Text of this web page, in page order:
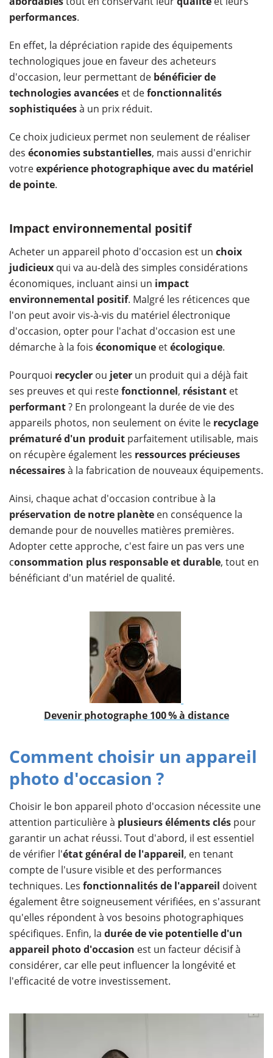
performances.
En effet, la dépréciation rapide des équipements
technologiques joue en faveur des acheteurs
d'occasion, leur permettant de bénéficier de
technologies avancées et defonctionnalités
sophistiquéesà un prix réduit.
Ce choix judicieux permet non seulement de réaliser
des économies substantielles, mais aussi d'enrichir
votreexpérience photographique avec du matériel
de pointe.
Impact environnemental positif
Acheter un appareil photo d'occasion est un choix
judicieux qui va au-delà des simples considérations
économiques, incluant ainsi un impact
environnemental positif. Malgré les réticences que
l'on peut avoir vis-à-vis du matériel électronique
d'occasion, opter pour l'achat d'occasion est une
démarche à la fois économique etécologique.
Pourquoi recycler ou jeter un produit qui a déjà fait
ses preuves et qui restefonctionnel, résistant et
performant? En prolongeant la durée de vie des
appareils photos, non seulement on évite le recyclage
prématuré d'un produit parfaitement utilisable, mais
on récupère également les ressources précieuses
nécessairesà la fabrication de nouveaux équipements.
Ainsi, chaque achat d'occasion contribue à la
préservation de notre planète en conséquence la
demande pour de nouvelles matières premières.
Adopter cette approche, c'est faire un pas vers une
consommation plus responsable et durable, tout en
bénéficiant d'un matériel de qualité.
Devenir photographe 100 % à distance
Comment choisir un appareil
photo d'occasion ?
Choisir le bon appareil photo d'occasion nécessite une
attention particulière à plusieurs éléments clés pour
garantir un achat réussi. Tout d'abord, il est essentiel
de vérifier l'état général de l'appareil, en tenant
compte de l'usure visible et des performances
techniques. Les fonctionnalités de l'appareil doivent
également être soigneusement vérifiées, en s'assurant
qu'elles répondent à vos besoins photographiques
spécifiques. Enfin, la durée de vie potentielle d'un
appareil photo d'occasion est un facteur décisif à
considérer, car elle peut influencer la longévité et
l'efficacité de votre investissement.